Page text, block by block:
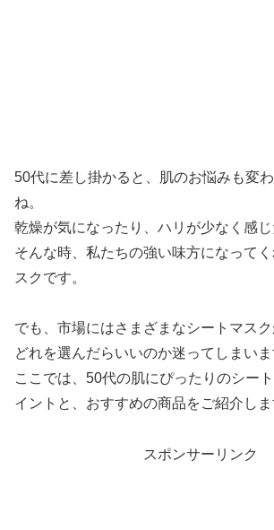
50代に差し掛かると、肌のお悩みも変
ね。
乾燥が気になったり、ハリが少なく感じ
そんな時、私たちの強い味方になって
スクです。
でも、市場にはさまざまなシートマスク
どれを選んだらいいのか迷ってしまいま
ここでは、50代の肌にぴったりのシー
イントと、おすすめの商品をご紹介しま
スポンサーリンク